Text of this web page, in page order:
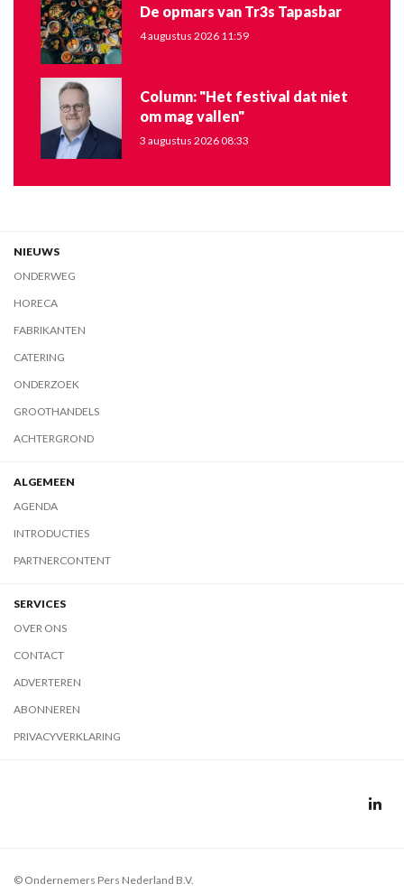
De opmars van Tr3s Tapasbar
4 augustus 2026 11:59
Column: "Het festival dat niet
om mag vallen"
3 augustus 2026 08:33
NIEUWS
ONDERWEG
HORECA
FABRIKANTEN
CATERING
ONDERZOEK
GROOTHANDELS
ACHTERGROND
ALGEMEEN
AGENDA
INTRODUCTIES
PARTNERCONTENT
SERVICES
OVER ONS
CONTACT
ADVERTEREN
ABONNEREN
PRIVACYVERKLARING
© Ondernemers Pers Nederland B.V.